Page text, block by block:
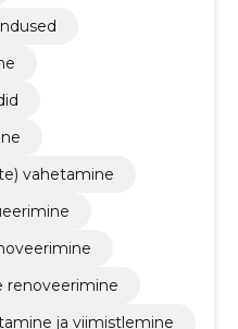
vahetamine
renoveerimine
ja viimistlemine